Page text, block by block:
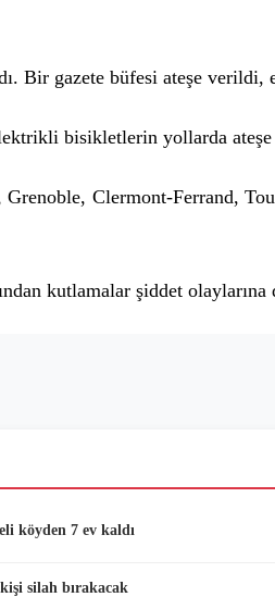
Bir gazete büfesi ateşe verildi,
bisikletlerin yollarda
Grenoble, Clermont-Ferrand,
kutlamalar şiddet
köyden 7 ev kaldı
silah bırakacak